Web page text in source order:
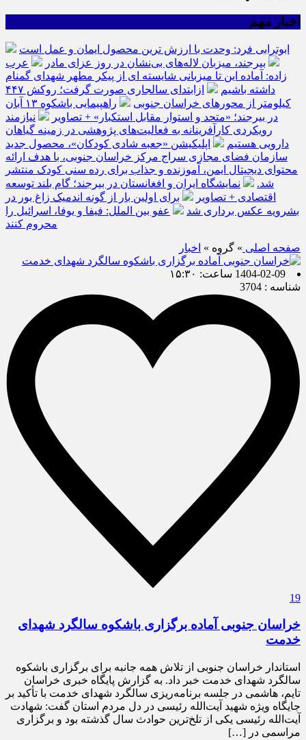
اخبار مهم
ابوترابی فرد: وحدت با ارزش ترین محصول ایمان و عمل است
بیرجند، میزبان لاله‌های بی‌نشان در روز عزای مادر
عرب
زاده: آماده این تا میزبانی شایسته ای از پیکر مطهر شهدای گمنام
داشته باشیم
ازابتدای سالجاری صورت گرفت؛ روکش ۴۴۷
کیلومتر از محورهای خراسان جنوبی
راهپیمایی باشکوه ۱۳ آبان
در بیرجند؛ «متحد و استوار مقابل استکبار» + تصاویر
نیازمند
رویکردی کارآفرینانه به فعالیت‌های پژوهشی در زمینه گیاهان
دارویی هستیم
اپلیکیشن «جعبه شادی کودکان»، محصول جدید
سازمان فضای مجازی سراج مرکز خراسان جنوبی، با هدف ارائه
محتوای دیجیتال ایمن، آموزنده و جذاب برای رده سنی کودک منتشر
شد.
نمایشگاه ایران و افغانستان در بیرجند؛ گام بلند توسعه
اقتصادی + تصاویر
برای اولین بار از گونه اندمیک زاغ بور در
بشرویه عکس برداری شد
عفو بین الملل: فیفا و یوفا، اسرائیل را
محروم کنند
صفحه اصلی » گروه » اخبار
1404-02-09 ساعت: ۱۵:۳۰
شناسه : 3704
19
خراسان جنوبی آماده برگزاری باشکوه سالگرد شهدای
خدمت
استاندار خراسان جنوبی از تلاش همه جانبه برای برگزاری باشکوه
سالگرد شهدای خدمت خبر داد. به گزارش پایگاه خبری خراسان
تایم، هاشمی در جلسه برنامه‌ریزی سالگرد شهدای خدمت با تأکید بر
جایگاه ویژه شهید آیت‌الله رئیسی در دل مردم استان گفت: شهادت
آیت‌الله رئیسی یکی از تلخ‌ترین حوادث سال گذشته بود و برگزاری
مراسمی در […]